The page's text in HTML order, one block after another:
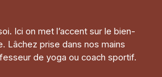
Ici on met l’accent sur le bien-
Lâchez prise dans nos mains
de yoga ou coach sportif.